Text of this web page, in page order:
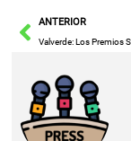
AntANTERIOR